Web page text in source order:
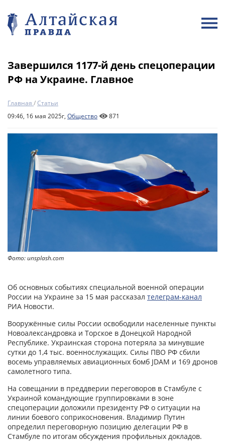
Завершился 1177-й день спецоперации
РФ на Украине. Главное
Главная /Статьи
09:46, 16 мая 2025г, Общество 871
Фото: unsplash.com
Об основных событиях специальной военной операции
России на Украине за 15 мая рассказал телеграм-канал
РИА Новости.
Вооружённые силы России освободили населенные пункты
Новоалександровка и Торское в Донецкой Народной
Республике. Украинская сторона потеряла за минувшие
сутки до 1,4 тыс. военнослужащих. Силы ПВО РФ сбили
восемь управляемых авиационных бомб JDAM и 169 дронов
самолетного типа.
На совещании в преддверии переговоров в Стамбуле с
Украиной командующие группировками в зоне
спецоперации доложили президенту РФ о ситуации на
линии боевого соприкосновения. Владимир Путин
определил переговорную позицию делегации РФ в
Стамбуле по итогам обсуждения профильных докладов.